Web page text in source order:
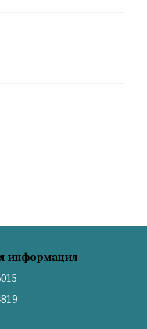
информация